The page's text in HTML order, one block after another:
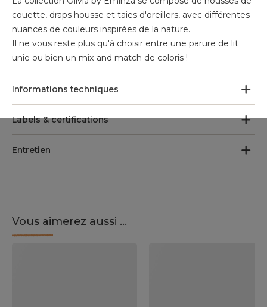
couette, draps housse et taies d'oreillers, avec différentes
nuances de couleurs inspirées de la nature.
Il ne vous reste plus qu'à choisir entre une parure de lit
unie ou bien un mix and match de coloris !
Informations techniques
Labels & certifications
Entretien
Vous aimerez aussi ...